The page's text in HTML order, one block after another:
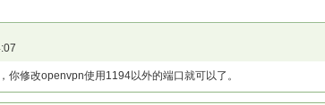
你修改openvpn使用1194以外的端口就可以了。